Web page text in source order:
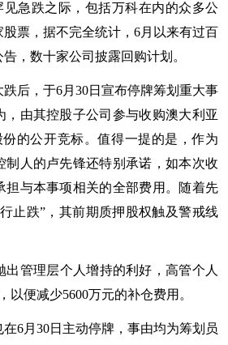
急跌之际，包括万科在内的众多公
票，据不完全统计，6月以来有过百
，数十家公司披露回购计划。
后，于6月30日宣布停牌筹划重大事
，由其控股子公司参与收购澳大利亚
份的公开竞标。值得一提的是，作为
制人的卢先锋还特别承诺，如本次收
担与本事项相关的全部费用。随着先
止跌”，其前期质押股权触及警戒线
出管理层个人增持的利好，高管个人
以便减少5600万元的补仓费用。
6月30日主动停牌，事由均为筹划员